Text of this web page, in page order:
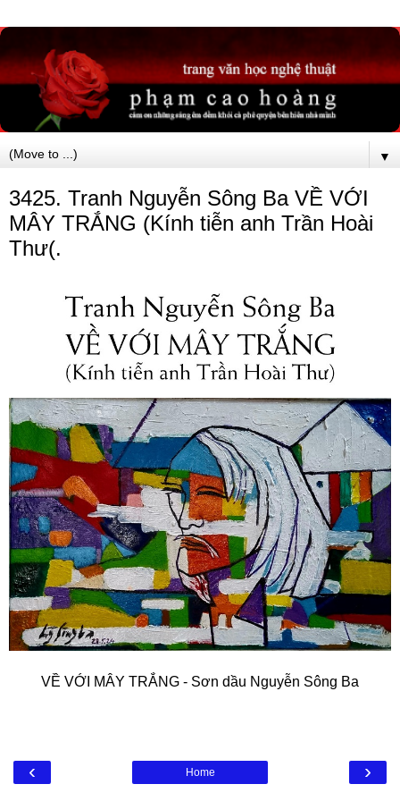
▼
3425. Tranh Nguyễn Sông Ba VỀ VỚI
MÂY TRẮNG (Kính tiễn anh Trần Hoài
Thư(.
VỀ VỚI MÂY TRẮNG - Sơn dầu Nguyễn Sông Ba
‹ ›
Home